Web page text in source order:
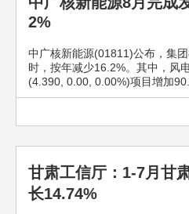
2%
中广核新能源(01811)公布，集
时，按年减少16.2%。其中，风
(4.390, 0.00, 0.00%)项目增加
甘肃工信厅：1-7月甘
长14.74%